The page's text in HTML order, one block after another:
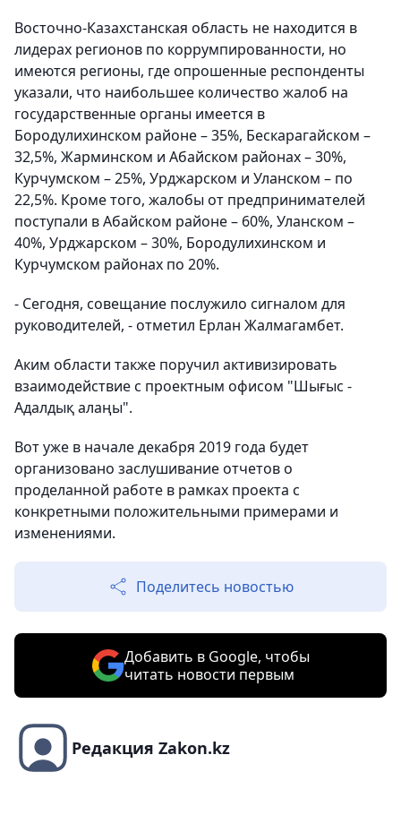
Восточно-Казахстанская область не находится в
лидерах регионов по коррумпированности, но
имеются регионы, где опрошенные респонденты
указали, что наибольшее количество жалоб на
государственные органы имеется в
Бородулихинском районе – 35%, Бескарагайском –
32,5%, Жарминском и Абайском районах – 30%,
Курчумском – 25%, Урджарском и Уланском – по
22,5%. Кроме того, жалобы от предпринимателей
поступали в Абайском районе – 60%, Уланском –
40%, Урджарском – 30%, Бородулихинском и
Курчумском районах по 20%.
- Сегодня, совещание послужило сигналом для
руководителей, - отметил Ерлан Жалмагамбет.
Аким области также поручил активизировать
взаимодействие с проектным офисом "Шығыс -
Адалдық алаңы".
Вот уже в начале декабря 2019 года будет
организовано заслушивание отчетов о
проделанной работе в рамках проекта с
конкретными положительными примерами и
изменениями.
Поделитесь новостью
Добавить в Google, чтобы
читать новости первым
Редакция Zakon.kz